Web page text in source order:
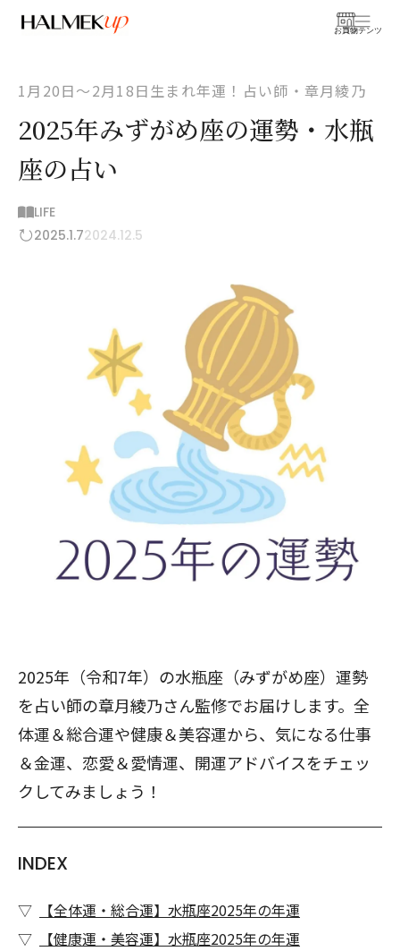
お買物
コンテンツ
1月20日〜2月18日生まれ年運！占い師・章月綾乃
2025年みずがめ座の運勢・水瓶
座の占い
LIFE
2025.1.72024.12.5
2025年（令和7年）の水瓶座（みずがめ座）運勢
を占い師の章月綾乃さん監修でお届けします。全
体運＆総合運や健康＆美容運から、気になる仕事
＆金運、恋愛＆愛情運、開運アドバイスをチェッ
クしてみましょう！
INDEX
【全体運・総合運】水瓶座2025年の年運
【健康運・美容運】水瓶座2025年の年運